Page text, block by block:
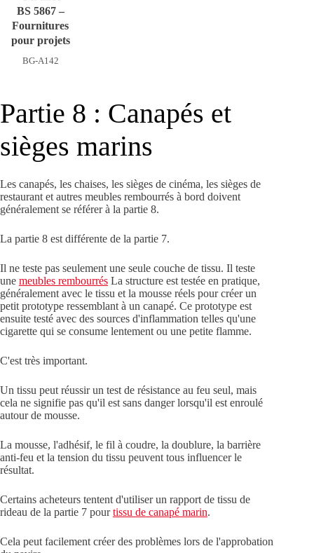
BS 5867 –
Fournitures
pour projets
BG-A142
Partie 8 : Canapés et
sièges marins
Les canapés, les chaises, les sièges de cinéma, les sièges de
restaurant et autres meubles rembourrés à bord doivent
généralement se référer à la partie 8.
La partie 8 est différente de la partie 7.
Il ne teste pas seulement une seule couche de tissu. Il teste
une meubles rembourrés La structure est testée en pratique,
généralement avec le tissu et la mousse réels pour créer un
petit prototype ressemblant à un canapé. Ce prototype est
ensuite testé avec des sources d'inflammation telles qu'une
cigarette qui se consume lentement ou une petite flamme.
C'est très important.
Un tissu peut réussir un test de résistance au feu seul, mais
cela ne signifie pas qu'il est sans danger lorsqu'il est enroulé
autour de mousse.
La mousse, l'adhésif, le fil à coudre, la doublure, la barrière
anti-feu et la tension du tissu peuvent tous influencer le
résultat.
Certains acheteurs tentent d'utiliser un rapport de tissu de
rideau de la partie 7 pourtissu de canapé marin.
Cela peut facilement créer des problèmes lors de l'approbation